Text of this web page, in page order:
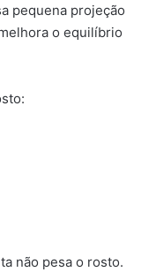
pequena projeção
o equilíbrio
não pesa o rosto.